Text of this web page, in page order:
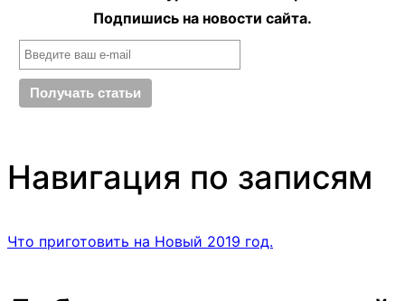
Подпишись на новости сайта.
Навигация по записям
Что приготовить на Новый 2019 год.